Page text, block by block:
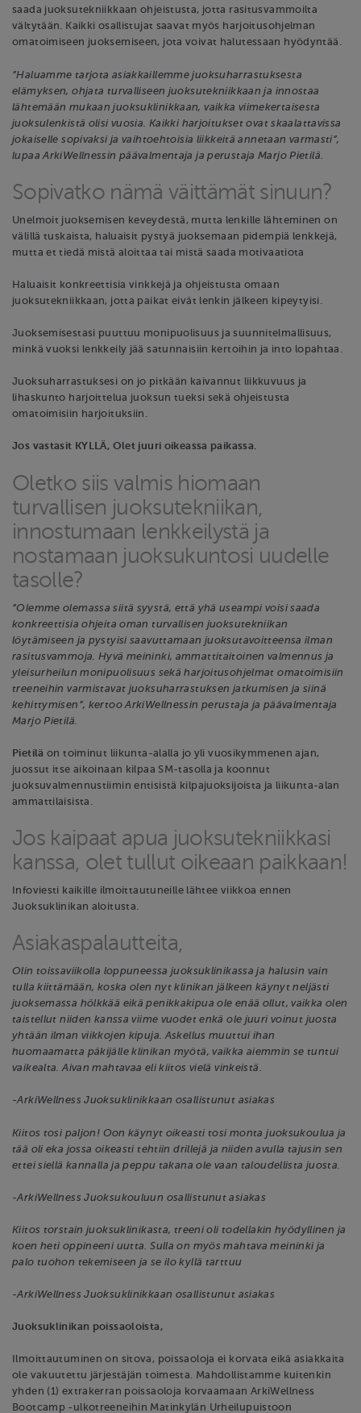
saada juoksutekniikkaan ohjeistusta, jotta rasitusvammoilta
vältytään. Kaikki osallistujat saavat myös harjoitusohjelman
omatoimiseen juoksemiseen, jota voivat halutessaan hyödyntää.
”Haluamme tarjota asiakkaillemme juoksuharrastuksesta
elämyksen, ohjata turvalliseen juoksutekniikkaan ja innostaa
lähtemään mukaan juoksuklinikkaan, vaikka viimekertaisesta
juoksulenkistä olisi vuosia. Kaikki harjoitukset ovat skaalattavissa
jokaiselle sopivaksi ja vaihtoehtoisia liikkeitä annetaan varmasti”,
lupaa ArkiWellnessin päävalmentaja ja perustaja Marjo Pietilä.
Sopivatko nämä väittämät sinuun?
Unelmoit juoksemisen keveydestä, mutta lenkille lähteminen on
välillä tuskaista, haluaisit pystyä juoksemaan pidempiä lenkkejä,
mutta et tiedä mistä aloittaa tai mistä saada motivaatiota
Haluaisit konkreettisia vinkkejä ja ohjeistusta omaan
juoksutekniikkaan, jotta paikat eivät lenkin jälkeen kipeytyisi.
Juoksemisestasi puuttuu monipuolisuus ja suunnitelmallisuus,
minkä vuoksi lenkkeily jää satunnaisiin kertoihin ja into lopahtaa.
Juoksuharrastuksesi on jo pitkään kaivannut liikkuvuus ja
lihaskunto harjoittelua juoksun tueksi sekä ohjeistusta
omatoimisiin harjoituksiin.
Jos vastasit KYLLÄ, Olet juuri oikeassa paikassa.
Oletko siis valmis hiomaan
turvallisen juoksutekniikan,
innostumaan lenkkeilystä ja
nostamaan juoksukuntosi uudelle
tasolle?
”Olemme olemassa siitä syystä, että yhä useampi voisi saada
konkreettisia ohjeita oman turvallisen juoksutekniikan
löytämiseen ja pystyisi saavuttamaan juoksutavoitteensa ilman
rasitusvammoja. Hyvä meininki, ammattitaitoinen valmennus ja
yleisurheilun monipuolisuus sekä harjoitusohjelmat omatoimisiin
treeneihin varmistavat juoksuharrastuksen jatkumisen ja siinä
kehittymisen”, kertoo ArkiWellnessin perustaja ja päävalmentaja
Marjo Pietilä.
Pietilä on toiminut liikunta-alalla jo yli vuosikymmenen ajan,
juossut itse aikoinaan kilpaa SM-tasolla ja koonnut
juoksuvalmennustiimin entisistä kilpajuoksijoista ja liikunta-alan
ammattilaisista.
Jos kaipaat apua juoksutekniikkasi
kanssa, olet tullut oikeaan paikkaan!
Infoviesti kaikille ilmoittautuneille lähtee viikkoa ennen
Juoksuklinikan aloitusta.
Asiakaspalautteita,
Olin toissaviikolla loppuneessa juoksuklinikassa ja halusin vain
tulla kiittämään, koska olen nyt klinikan jälkeen käynyt neljästi
juoksemassa hölkkää eikä penikkakipua ole enää ollut, vaikka olen
taistellut niiden kanssa viime vuodet enkä ole juuri voinut juosta
yhtään ilman viikkojen kipuja. Askellus muuttui ihan
huomaamatta päkijälle klinikan myötä, vaikka aiemmin se tuntui
vaikealta. Aivan mahtavaa eli kiitos vielä vinkeistä.
-ArkiWellness Juoksuklinikkaan osallistunut asiakas
Kiitos tosi paljon! Oon käynyt oikeasti tosi monta juoksukoulua ja
tää oli eka jossa oikeasti tehtiin drillejä ja niiden avulla tajusin sen
ettei siellä kannalla ja peppu takana ole vaan taloudellista juosta.
-ArkiWellness Juoksukouluun osallistunut asiakas
Kiitos torstain juoksuklinikasta, treeni oli todellakin hyödyllinen ja
koen heti oppineeni uutta. Sulla on myös mahtava meininki ja
palo tuohon tekemiseen ja se ilo kyllä tarttuu
-ArkiWellness Juoksuklinikkaan osallistunut asiakas
Juoksuklinikan poissaoloista,
Ilmoittautuminen on sitova, poissaoloja ei korvata eikä asiakkaita
ole vakuutettu järjestäjän toimesta. Mahdollistamme kuitenkin
yhden (1) extrakerran poissaoloja korvaamaan ArkiWellness
Bootcamp -ulkotreeneihin Matinkylän Urheilupuistoon